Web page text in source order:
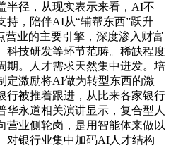
半径，从现实表示来看，AI不
持，陪伴AI从“辅帮东西”跃升
营业的主要引擎，深度渗入财富
科技研发等环节范畴。稀缺程度
期。人才需求天然集中迸发。培
定激励将AI做为转型东西的激
行被推着跟进，从比来各家银行
华永道相关演讲显示，复合型人
营业侧轮岗，是用智能体来做以
对银行业集中加码AI人才结构